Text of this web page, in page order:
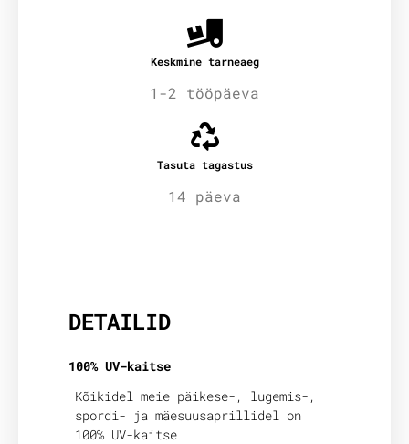
Keskmine tarneaeg
1-2 tööpäeva
Tasuta tagastus
14 päeva
DETAILID
100% UV-kaitse
Kõikidel meie päikese-, lugemis-,
spordi- ja mäesuusaprillidel on
100% UV-kaitse